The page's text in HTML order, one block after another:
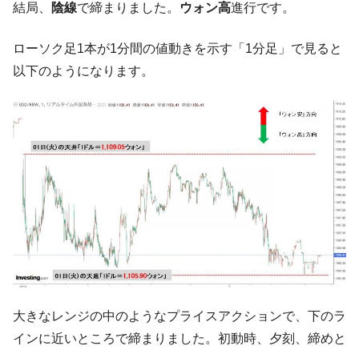
『Money1』
韓国･李在明「青年層の雇用状況が悪い。せ
『Money1』
【韓国の外貨準備】2026年07月は4,279億ド
ル。外平債の発行「19.4億ドル」
『Money1』
韓国「ここは北朝鮮なのか。選管がサーバ
ーにウソのデータを入力したのは明白だ」
『Money1』
韓国･李在明さっそく不動産対策で浅薄な発
言。
『Money1』
韓国は「中国と同じく」投資に不適格な国
だ。
『Money1』
『韓国銀行』が「金の保有量を増やしま
す」⇒「金を経由するドル入手」手段ではないのか？
『Money1』
韓国･外為取引量「1日当たり1,214.4億ド
『Money1』
韓国･帰ってきた李在明。李在明を支持しな
い「50.5％」に上昇
結局、 陰線で締まりました。 ウォン高進行です。
ローソク足1本が1分間の値動きを示す「1分足」で見ると
以下のようになります。
大きなレンジの中のようなプライスアクションで、下のラ
インに近いところで締まりました。初動時、夕刻、締めと